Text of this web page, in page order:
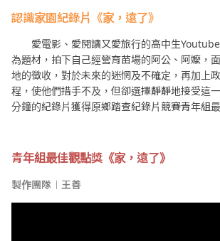
認識家園紀錄片《家，遠了》
愛電影、愛閱讀又愛旅行的高中生
為題材，拍下自己經營育苗場的阿公、阿嬤，
地的徵收，對於未來的迷惘及不確定，再加上
程，使他們措手不及，但卻選擇靜靜地接受這
分鐘的紀錄片獲得原鄉踏查紀錄片競賽青年組
青年組最佳觀點獎《家，遠了》
製作團隊︱王善